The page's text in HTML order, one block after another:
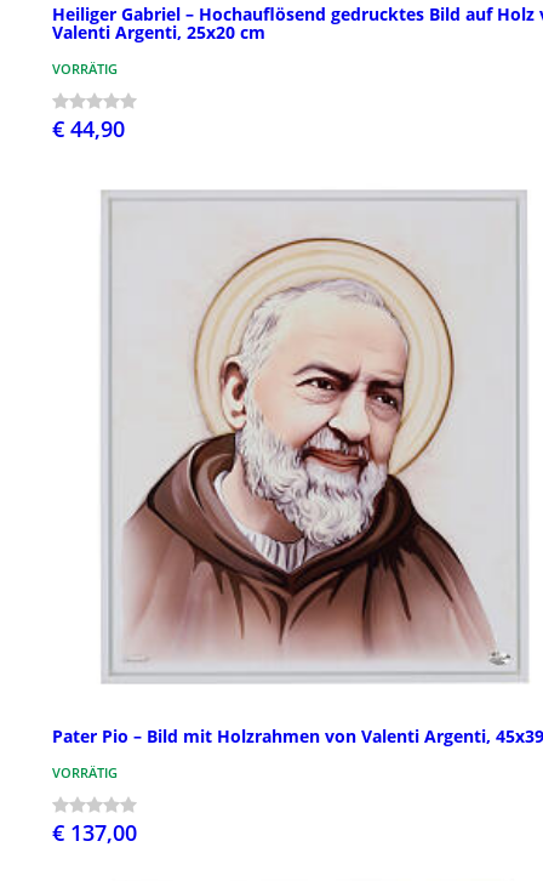
Heiliger Gabriel – Hochauflösend gedrucktes Bild auf Holz
Valenti Argenti, 25x20 cm
VORRÄTIG
€ 44,90
Pater Pio – Bild mit Holzrahmen von Valenti Argenti,
VORRÄTIG
€ 137,00